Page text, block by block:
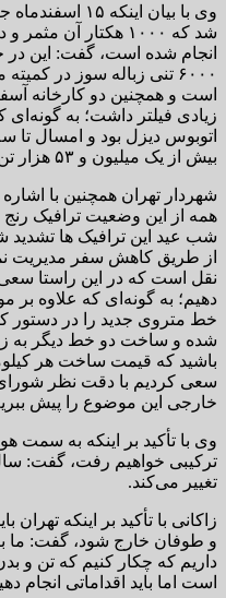
انجام شده است، گفت: این
۶۰۰۰ تنی زباله سوز در
است و همچنین دو کارخانه
زیادی فیلتر داشت؛ به گونه‌ای
بیش از یک میلیون و ۵۳ هزار تن آسفالت ریختیم.
شهردار تهران همچنین با اشاره
همه از این وضعیت ترافیک رنج
شب عید این ترافیک ها تشدید
از طریق کاهش سفر مدیریت
نقل است که در این راستا
دهیم؛ به گونه‌ای که علاوه بر
خط متروی جدید را در دستور
شده و ساخت دو خط دیگر به
باشید که قیمت ساخت هر
سعی کردیم با دقت نظر شورای
خارجی این موضوع را پیش
وی با تأکید بر اینکه به
ترکیبی خواهیم رفت، گفت:
تغییر می‌کند.
زاکانی با تأکید بر اینکه
و طوفان خارج شود، گفت: ما
داریم که چکار کنیم که تن و
است اما باید اقداماتی انجام